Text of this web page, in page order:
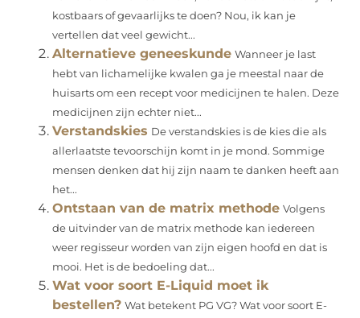
kostbaars of gevaarlijks te doen? Nou, ik kan je
vertellen dat veel gewicht...
Alternatieve geneeskunde Wanneer je last
hebt van lichamelijke kwalen ga je meestal naar de
huisarts om een recept voor medicijnen te halen. Deze
medicijnen zijn echter niet...
Verstandskies De verstandskies is de kies die als
allerlaatste tevoorschijn komt in je mond. Sommige
mensen denken dat hij zijn naam te danken heeft aan
het...
Ontstaan van de matrix methode Volgens
de uitvinder van de matrix methode kan iedereen
weer regisseur worden van zijn eigen hoofd en dat is
mooi. Het is de bedoeling dat...
Wat voor soort E-Liquid moet ik
bestellen? Wat betekent PG VG? Wat voor soort E-